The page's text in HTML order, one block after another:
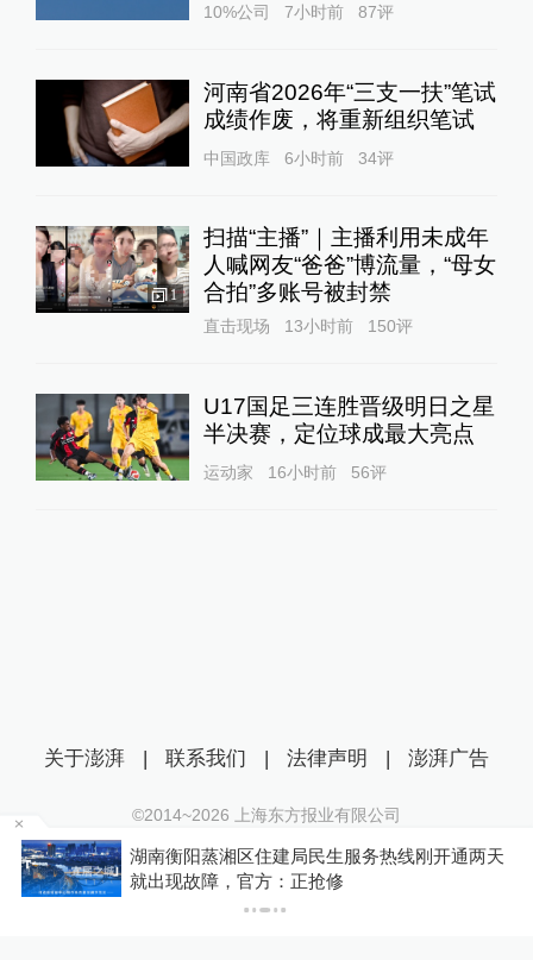
10%公司 7小时前 87评
河南省2026年“三支一扶”笔试
成绩作废，将重新组织笔试
中国政库 6小时前 34评
1
扫描“主播”｜主播利用未成年
人喊网友“爸爸”博流量，“母女
合拍”多账号被封禁
直击现场 13小时前 150评
U17国足三连胜晋级明日之星
半决赛，定位球成最大亮点
运动家 16小时前 56评
天
释新闻｜槽点密集的造舰计划：特朗普的“黄金舰
队”梦能实现吗？
关于澎湃 | 联系我们 | 法律声明 | 澎湃广告
©2014~2026 上海东方报业有限公司
沪ICP证：沪B2-20170116 | 沪ICP备14003370号
互联网新闻信息服务许可证：31120170006
沪公网安备 31010602000299号